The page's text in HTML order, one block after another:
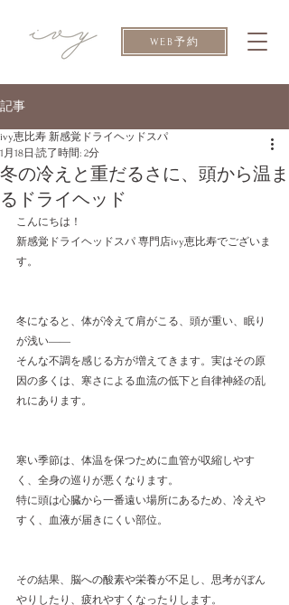
WEB予約
記事
冬の冷えと重だるさに、頭から温ま
るドライヘッド
ivy恵比寿 新感覚ドライヘッドスパ
1月18日 読了時間: 2分
こんにちは！
新感覚ドライヘッドスパ 専門店ivy恵比寿でございま
す。
冬になると、体が冷えて肩がこる、頭が重い、眠り
が浅い――
そんな不調を感じる方が増えてきます。実はその原
因の多くは、寒さによる血流の低下と自律神経の乱
れにあります。
寒い季節は、体温を保つために血管が収縮しやす
く、全身の巡りが悪くなります。
特に頭は心臓から一番遠い場所にあるため、冷えや
すく、血液が届きにくい部位。
その結果、脳への酸素や栄養が不足し、思考がぼん
やりしたり、疲れやすくなったりします。